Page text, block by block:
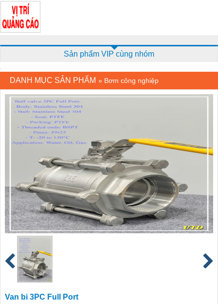
Sản phẩm VIP cùng nhóm
DANH MỤC SẢN PHẨM » Bơm công nghiệp
Van bi 3PC Full Port